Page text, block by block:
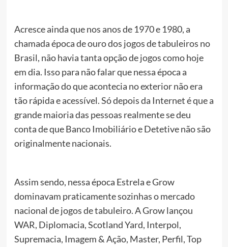
Acresce ainda que nos anos de 1970 e 1980, a
chamada época de ouro dos jogos de tabuleiros no
Brasil, não havia tanta opção de jogos como hoje
em dia. Isso para não falar que nessa época a
informação do que acontecia no exterior não era
tão rápida e acessível. Só depois da Internet é que a
grande maioria das pessoas realmente se deu
conta de que Banco Imobiliário e Detetive não são
originalmente nacionais.
Assim sendo, nessa época Estrela e Grow
dominavam praticamente sozinhas o mercado
nacional de jogos de tabuleiro. A Grow lançou
WAR, Diplomacia, Scotland Yard, Interpol,
Supremacia, Imagem & Ação, Master, Perfil, Top